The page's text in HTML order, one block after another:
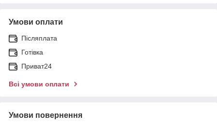
Умови оплати
Післяплата
Готівка
Приват24
Всі умови оплати
Умови повернення